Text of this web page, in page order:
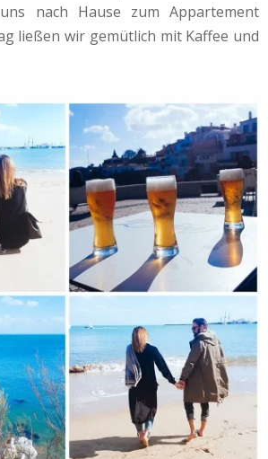
nach Hause zum Appartement
ließen wir gemütlich mit Kaffee und